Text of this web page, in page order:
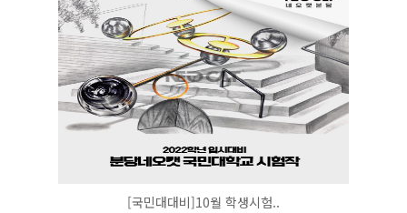
[국민대대비]10월 학생시험..